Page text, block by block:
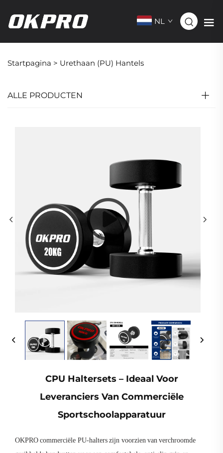
NL
Startpagina > Urethaan (PU) Hantels
ALLE PRODUCTEN
CPU Haltersets – Ideaal Voor
Leveranciers Van Commerciële
Sportschoolapparatuur
OKPRO commerciële PU-halters zijn voorzien van verchroomde